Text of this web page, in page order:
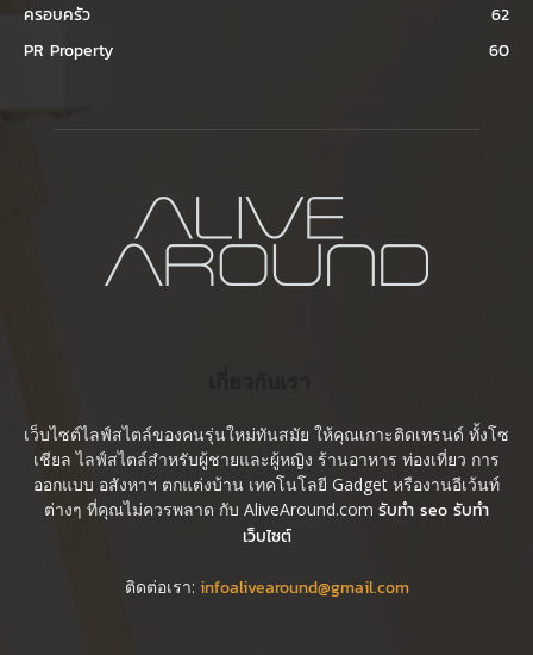
ครอบครัว
62
PR Property
60
เว็บไซต์ไลฟ์สไตล์ของคนรุ่นใหม่ทันสมัย ให้คุณเกาะติดเทรนด์ ทั้งโซ
เชียล ไลฟ์สไตล์สำหรับผู้ชายและผู้หญิง ร้านอาหาร ท่องเที่ยว การ
ออกแบบ อสังหาฯ ตกแต่งบ้าน เทคโนโลยี Gadget หรืองานอีเว้นท์
ต่างๆ ที่คุณไม่ควรพลาด กับ AliveAround.com รับทำ seo รับทำ
เว็บไซต์
ติดต่อเรา: infoalivearound@gmail.com